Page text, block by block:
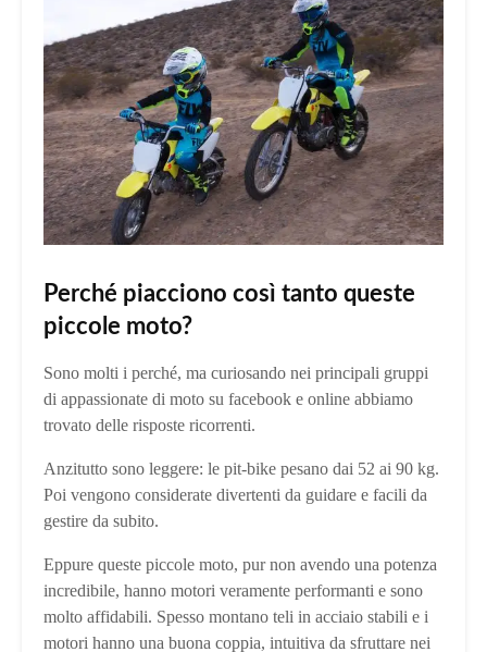
Perché piacciono così tanto queste
piccole moto?
Sono molti i perché, ma curiosando nei principali gruppi
di appassionate di moto su facebook e online abbiamo
trovato delle risposte ricorrenti.
Anzitutto sono leggere: le pit-bike pesano dai 52 ai 90 kg.
Poi vengono considerate divertenti da guidare e facili da
gestire da subito.
Eppure queste piccole moto, pur non avendo una potenza
incredibile, hanno motori veramente performanti e sono
molto affidabili. Spesso montano teli in acciaio stabili e i
motori hanno una buona coppia, intuitiva da sfruttare nei